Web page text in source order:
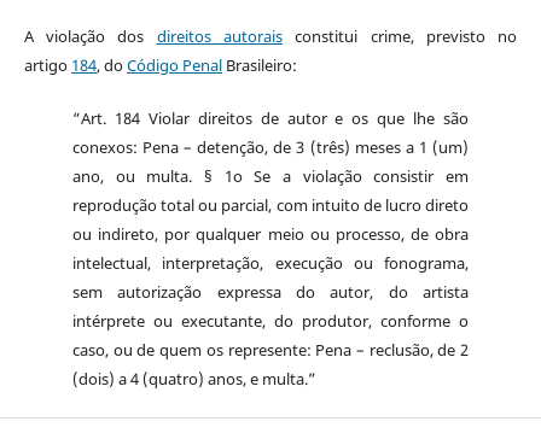
A violação dos direitos autorais constitui crime, previsto no
artigo 184, doCódigo PenalBrasileiro:
“Art. 184 Violar direitos de autor e os que lhe são
conexos: Pena – detenção, de 3 (três) meses a 1 (um)
ano, ou multa. § 1o Se a violação consistir em
reprodução total ou parcial, com intuito de lucro direto
ou indireto, por qualquer meio ou processo, de obra
intelectual, interpretação, execução ou fonograma,
sem autorização expressa do autor, do artista
intérprete ou executante, do produtor, conforme o
caso, ou de quem os represente: Pena – reclusão, de 2
(dois) a 4 (quatro) anos, e multa.”